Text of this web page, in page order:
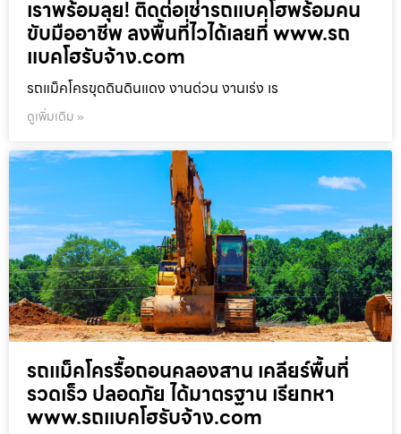
เราพร้อมลุย! ติดต่อเช่ารถแบคโฮพร้อมคน
ขับมืออาชีพ ลงพื้นที่ไวได้เลยที่ www.รถ
แบคโฮรับจ้าง.com
รถแม็คโครขุดดินดินแดง งานด่วน งานเร่ง เร
ดูเพิ่มเติม »
รถแม็คโครรื้อถอนคลองสาน เคลียร์พื้นที่
รวดเร็ว ปลอดภัย ได้มาตรฐาน เรียกหา
www.รถแบคโฮรับจ้าง.com